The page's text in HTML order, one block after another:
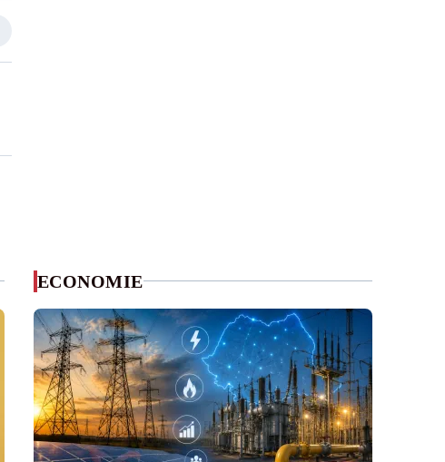
ECONOMIE